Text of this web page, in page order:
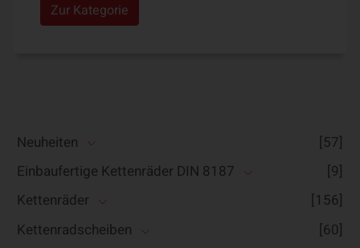
Zur Kategorie
Neuheiten
[57]
Einbaufertige Kettenräder DIN 8187
[9]
Kettenräder
[156]
Kettenradscheiben
[60]